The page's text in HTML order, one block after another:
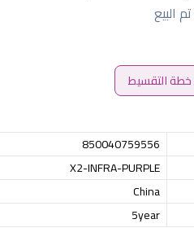
850040759556
X2-INFRA-PURPLE
China
5year